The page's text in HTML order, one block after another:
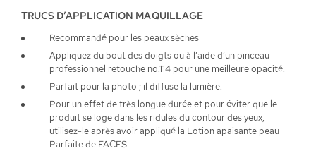
TRUCS D’APPLICATION MAQUILLAGE
Recommandé pour les peaux sèches
Appliquez du bout des doigts ou à l’aide d’un pinceau
professionnel retouche no.114 pour une meilleure opacité.
Parfait pour la photo ; il diffuse la lumière.
Pour un effet de très longue durée et pour éviter que le
produit se loge dans les ridules du contour des yeux,
utilisez-le après avoir appliqué la Lotion apaisante peau
Parfaite de FACES.